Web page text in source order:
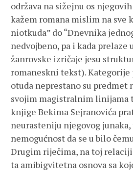
održava na sižejnu os
kažem romana mislim na sve
niotkuda” do “Dnevnika
nedvojbeno, pa i kada prelaze
žanrovske izričaje jesu
romaneskni tekst). Kategorije
otuda neprestano su predmet
svojim magistralnim linijama
knjige Bekima Sejranovića
neurasteniju njegovog
nemogućnost da se u bilo
Drugim riječima, na toj relaciji
ta amibigvitetna osnova sa